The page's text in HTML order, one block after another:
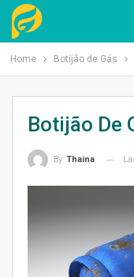
Home Botijão de Gás
Botijão De
By Thaina